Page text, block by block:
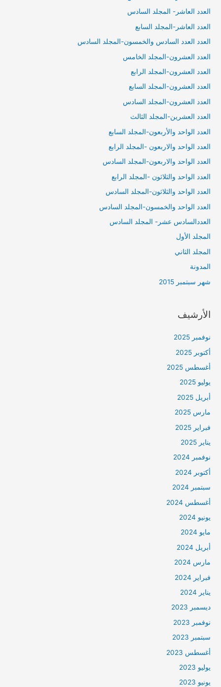
العدد العاشر- المجلد السادس
العدد العاشر-المجلد السابع
العدد العدد السادس والخمسون-المجلد السادس
العدد العشرون-المجلد الخامس
العدد العشرون-المجلد الرابع
العدد العشرون-المجلد السابع
العدد العشرون-المجلد السادس
العدد العشرين-المجلد الثالث
العدد الواحد والأربعون-المجلد السابع
العدد الواحد والاربعون -المجلد الرابع
العدد الواحد والاربعون-المجلد السادس
العدد الواحد والثلاثون -المجلد الرابع
العدد الواحد والثلاثون-المجلد السادس
العدد الواحد والخمسون-المجلد السادس
العددالسادس عشر- المجلد السادس
المجلد الأول
المجلد الثاني
المدونة
شهر سبتمبر 2015
الأرشيف
نوفمبر 2025
أكتوبر 2025
أغسطس 2025
يوليو 2025
أبريل 2025
مارس 2025
فبراير 2025
يناير 2025
نوفمبر 2024
أكتوبر 2024
سبتمبر 2024
أغسطس 2024
يونيو 2024
مايو 2024
أبريل 2024
مارس 2024
فبراير 2024
يناير 2024
ديسمبر 2023
نوفمبر 2023
سبتمبر 2023
أغسطس 2023
يوليو 2023
يونيو 2023